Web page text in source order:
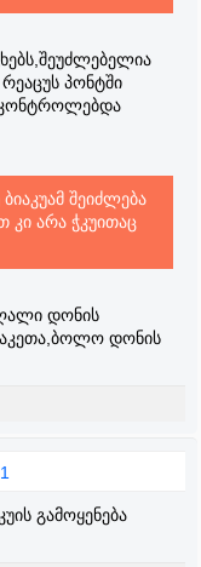
პონტში
შეიძლება
არა ჭკუითაც
დონის
დონის
გამოყენება